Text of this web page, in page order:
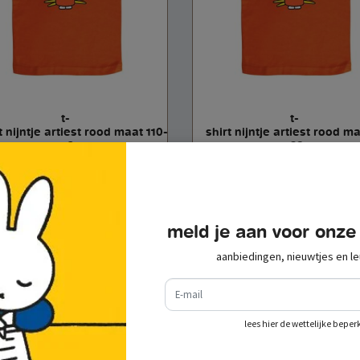
t-
nijntje artiest rood maat 110-
116
toevoegen aan
t-
shirt nijntje artiest rood
128
meld je aan voor
aanbiedingen, nieuwtjes en
e-mail
lees hier de wettelijke